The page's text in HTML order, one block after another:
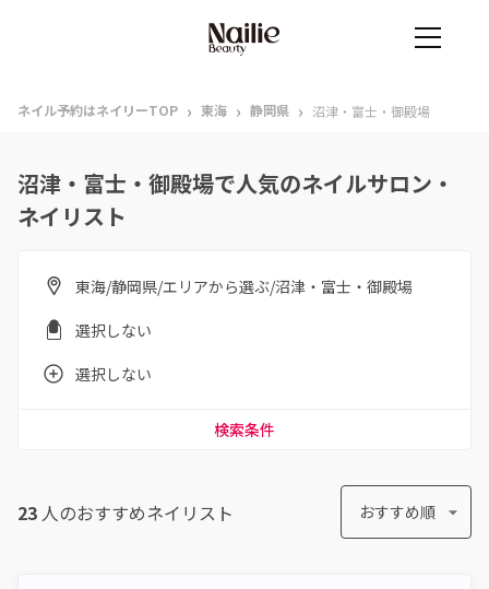
ネイル予約はネイリーTOP › 東海 › 静岡県 › 沼津・富士・御殿場
沼津・富士・御殿場で人気のネイルサロン・
ネイリスト
東海/静岡県/エリアから選ぶ/沼津・富士・御殿場
選択しない
選択しない
検索条件
23 人のおすすめネイリスト おすすめ順